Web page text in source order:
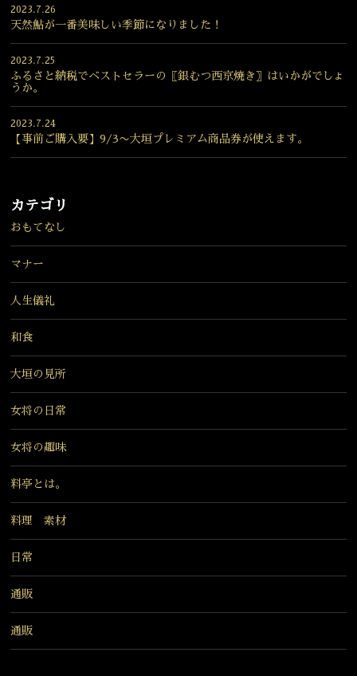
2023.7.26
天然鮎が一番美味しい季節になりました！
2023.7.25
ふるさと納税でベストセラーの〖銀むつ西京焼き〗はいかがでしょ
うか。
2023.7.24
【事前ご購入要】9/3〜大垣プレミアム商品券が使えます。
カテゴリ
おもてなし
マナー
人生儀礼
和食
大垣の見所
女将の日常
女将の趣味
料亭とは。
料理 素材
日常
通販
通販